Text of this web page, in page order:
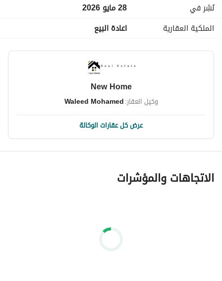
نُشِر في
28 مايو 2026
الملكية العقارية
اعادة البيع
New Home
وكيل العقار:Waleed Mohamed
عرض كل عقارات الوكالة
الاتجاهات والمؤشرات